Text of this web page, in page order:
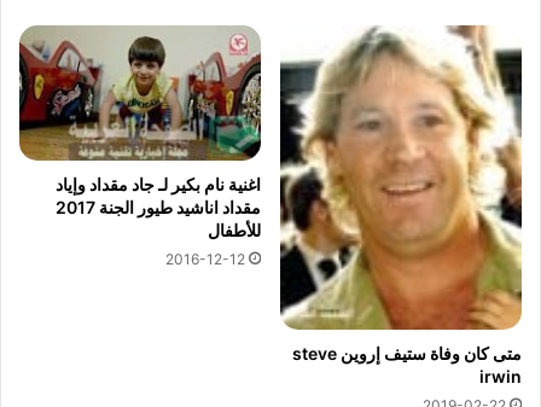
متى كان وفاة ستيف إروين steve
irwin
اغنية نام بكير لـ جاد مقداد وإياد
مقداد اناشيد طيور الجنة 2017
للأطفال
2016-12-12